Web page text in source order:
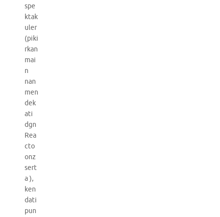
spe
ktak
uler
(piki
rkan
mai
n
nan
men
dek
ati
dgn
Rea
cto
onz
sert
a ),
ken
dati
pun